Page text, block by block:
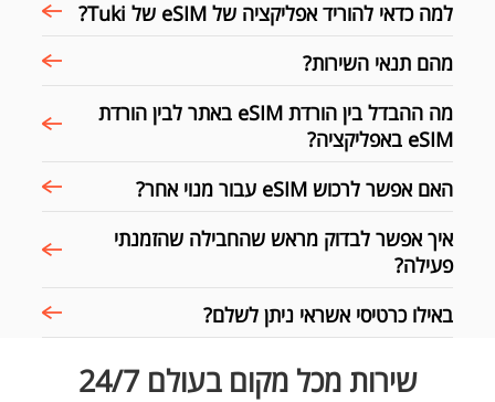
למה כדאי להוריד אפליקציה של eSIM של Tuki?
מהם תנאי השירות?
מה ההבדל בין הורדת eSIM באתר לבין הורדת
eSIM באפליקציה?
האם אפשר לרכוש eSIM עבור מנוי אחר?
איך אפשר לבדוק מראש שהחבילה שהזמנתי
פעילה?
באילו כרטיסי אשראי ניתן לשלם?
שירות מכל מקום בעולם 24/7